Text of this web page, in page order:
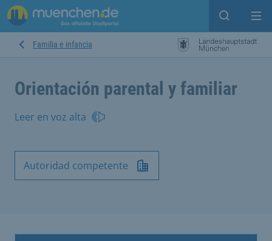
Open
Familia e infancia
Orientación parental y familiar
Leer en voz alta
Autoridad competente